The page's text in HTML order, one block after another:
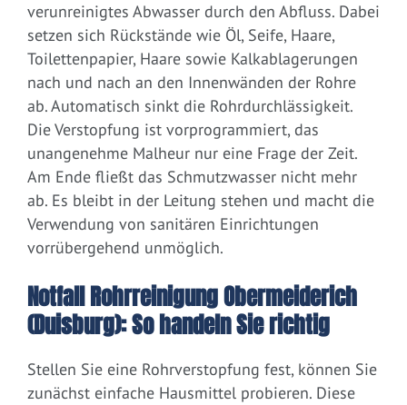
verunreinigtes Abwasser durch den Abfluss. Dabei
setzen sich Rückstände wie Öl, Seife, Haare,
Toilettenpapier, Haare sowie Kalkablagerungen
nach und nach an den Innenwänden der Rohre
ab. Automatisch sinkt die Rohrdurchlässigkeit.
Die Verstopfung ist vorprogrammiert, das
unangenehme Malheur nur eine Frage der Zeit.
Am Ende fließt das Schmutzwasser nicht mehr
ab. Es bleibt in der Leitung stehen und macht die
Verwendung von sanitären Einrichtungen
vorrübergehend unmöglich.
Notfall Rohrreinigung Obermeiderich
(Duisburg): So handeln Sie richtig
Stellen Sie eine Rohrverstopfung fest, können Sie
zunächst einfache Hausmittel probieren. Diese